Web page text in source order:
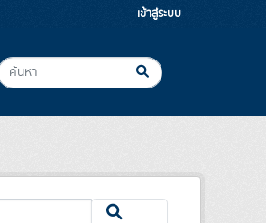
เข้าสู่ระบบ